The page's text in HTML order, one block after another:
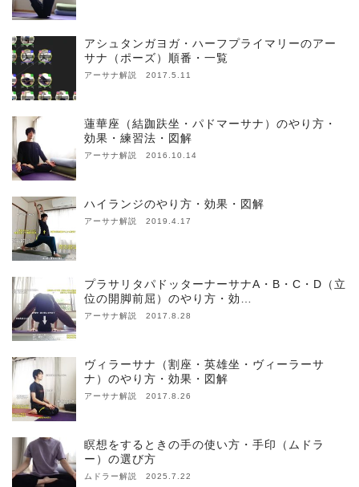
アシュタンガヨガ・ハーフプライマリーのアー
サナ（ポーズ）順番・一覧
アーサナ解説 2017.5.11
蓮華座（結跏趺坐・パドマーサナ）のやり方・
効果・練習法・図解
アーサナ解説 2016.10.14
ハイランジのやり方・効果・図解
アーサナ解説 2019.4.17
プラサリタパドッターナーサナA・B・C・D（立
位の開脚前屈）のやり方・効…
アーサナ解説 2017.8.28
ヴィラーサナ（割座・英雄坐・ヴィーラーサ
ナ）のやり方・効果・図解
アーサナ解説 2017.8.26
瞑想をするときの手の使い方・手印（ムドラ
ー）の選び方
ムドラー解説 2025.7.22